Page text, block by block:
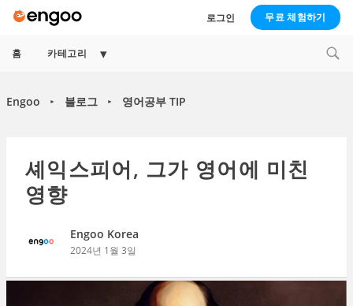
로그인 무료 체험하기
홈 카테고리
Expand
Engoo ► 블로그 ► 영어공부 TIP
셰익스피어, 그가 영어에 미친
영향
Engoo Korea
2024년 1월 3일